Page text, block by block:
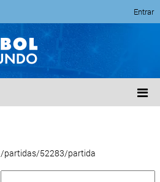
Entrar
/partidas/52283/partida